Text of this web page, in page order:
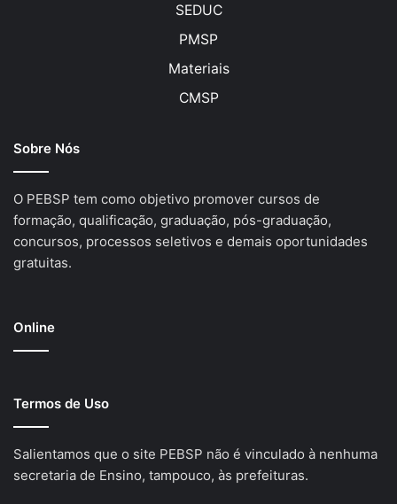
SEDUC
PMSP
Materiais
CMSP
Sobre Nós
O PEBSP tem como objetivo promover cursos de
formação, qualificação, graduação, pós-graduação,
concursos, processos seletivos e demais oportunidades
gratuitas.
Online
Termos de Uso
Salientamos que o site PEBSP não é vinculado à nenhuma
secretaria de Ensino, tampouco, às prefeituras.